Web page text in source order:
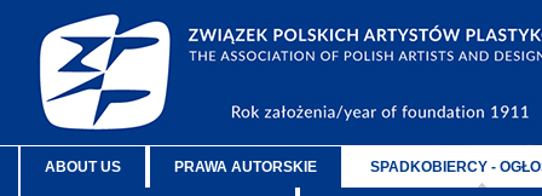
ABOUT US PRAWA AUTORSKIE SPADKOBIERCY -